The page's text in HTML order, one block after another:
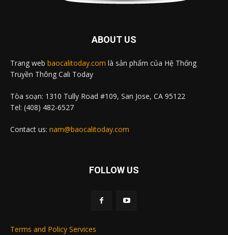
ABOUT US
Trang web baocalitoday.com là sản phẩm của Hệ Thống
Truyền Thông Cali Today
Tòa soạn: 1310 Tully Road #109, San Jose, CA 95122
Tel: (408) 482-6527
Contact us: nam@baocalitoday.com
FOLLOW US
Terms and Policy Services